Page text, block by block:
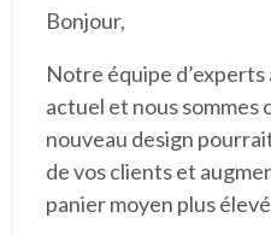
o
é
3
s
u
r
Bonjour,
Notre équipe
actuel et nous sommes
nouveau design
de vos clients et
panier moyen plus